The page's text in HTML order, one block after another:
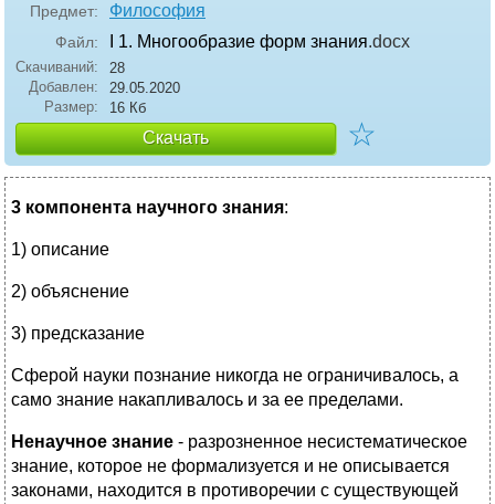
Предмет: Философия
Файл: I 1. Многообразие форм знания.docx
Скачиваний:
28
Добавлен:
29.05.2020
Размер:
16 Кб
Скачать ☆
3 компонента научного знания:
1) описание
2) объяснение
3) предсказание
Сферой науки познание никогда не ограничивалось, а
само знание накапливалось и за ее пределами.
Ненаучное знание - разрозненное несистематическое
знание, которое не формализуется и не описывается
законами, находится в противоречии с существующей